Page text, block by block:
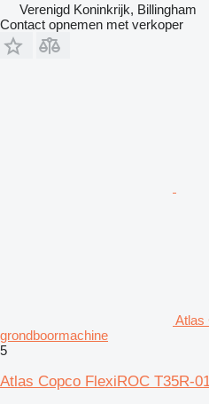
Verenigd Koninkrijk, Billingham
Contact opnemen met verkoper
Atlas
grondboormachine
5
Atlas Copco FlexiROC T35R-